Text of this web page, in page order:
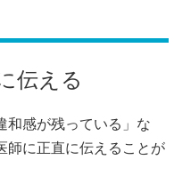
伝える
和感が残っている」な
師に正直に伝えることが